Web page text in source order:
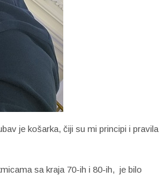
je košarka, čiji su mi principi i pravila
sa kraja 70-ih i 80-ih, je bilo